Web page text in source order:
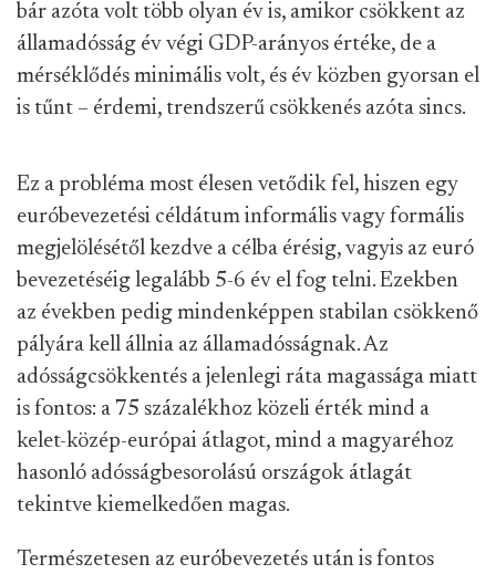
bár azóta volt több olyan év is, amikor csökkent az
államadósság év végi GDP-arányos értéke, de a
mérséklődés minimális volt, és év közben gyorsan el
is tűnt – érdemi, trendszerű csökkenés azóta sincs.
Ez a probléma most élesen vetődik fel, hiszen egy
euróbevezetési céldátum informális vagy formális
megjelölésétől kezdve a célba érésig, vagyis az euró
bevezetéséig legalább 5-6 év el fog telni. Ezekben
az években pedig mindenképpen stabilan csökkenő
pályára kell állnia az államadósságnak. Az
adósságcsökkentés a jelenlegi ráta magassága miatt
is fontos: a 75 százalékhoz közeli érték mind a
kelet-közép-európai átlagot, mind a magyaréhoz
hasonló adósságbesorolású országok átlagát
tekintve kiemelkedően magas.
Természetesen az euróbevezetés után is fontos